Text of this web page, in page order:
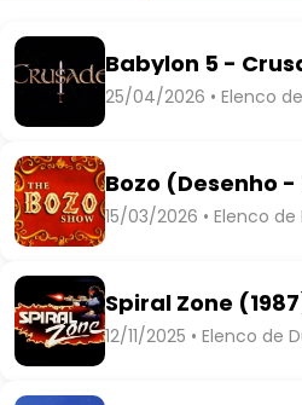
Babylon 5 -
25/04/2026 • Elenco
Bozo (Desenho -
15/03/2026 • Elenco
Spiral Zone
12/11/2025 • Elenco